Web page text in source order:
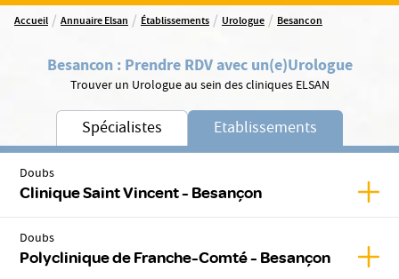
Accueil / Annuaire Elsan / Établissements / Urologue / Besancon
Besancon: Prendre RDV avec un(e)Urologue
Trouver un Urologue au sein des cliniques ELSAN
Spécialistes Etablissements
Doubs
Clinique Saint Vincent - Besançon
Doubs
Polyclinique de Franche-Comté - Besançon